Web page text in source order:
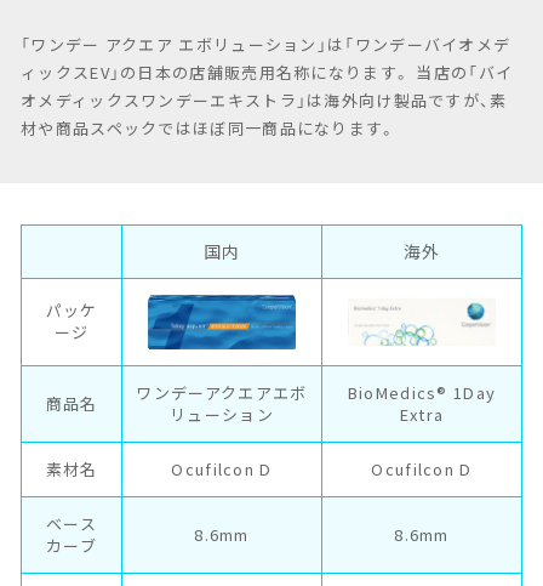
「ワンデー アクエア エボリューション」は「ワンデーバイオメデ
ィックスEV」の日本の店舗販売用名称になります。 当店の「バイ
オメディックスワンデーエキストラ」は海外向け製品ですが、素
材や商品スペックではほぼ同一商品になります。
国内 海外
パッケ
ージ
商品名
ワンデーアクエアエボ
リューション
BioMedics® 1Day
Extra
素材名 Ocufilcon D Ocufilcon D
ベース
カーブ
8.6mm 8.6mm